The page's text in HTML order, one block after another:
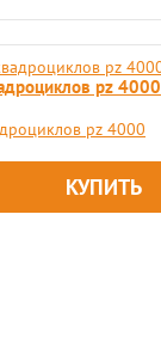
pz 4000
pz 4000